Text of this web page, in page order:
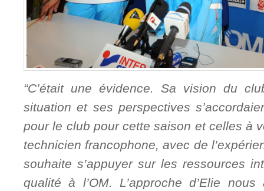
“C’était une évidence. Sa vision du
situation et ses perspectives
pour le club pour cette saison et celles à
technicien francophone, avec de
souhaite s’appuyer sur les ressources
qualité à l’OM. L’approche d’Elie